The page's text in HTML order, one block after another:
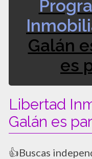
Galán
es
Libertad
Galán es
👍Buscas